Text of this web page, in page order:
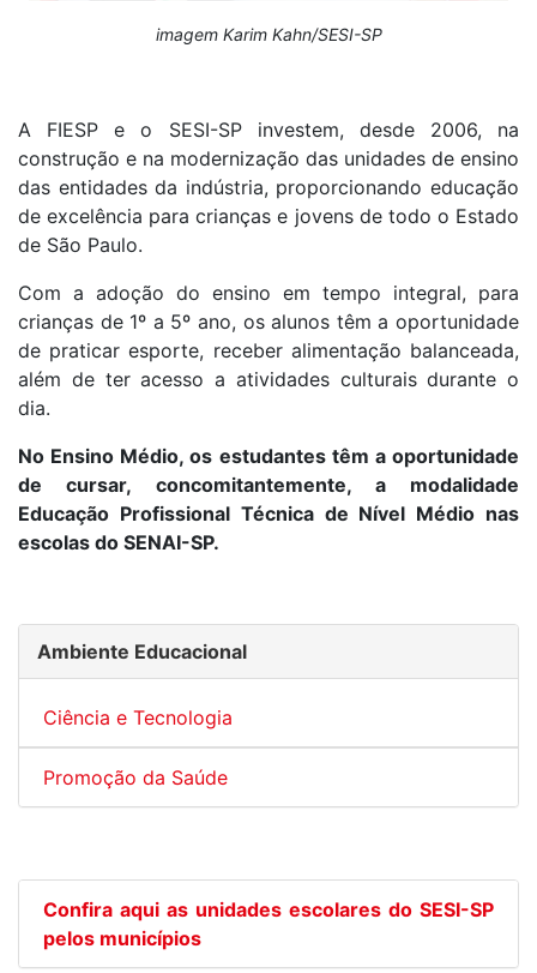
imagem Karim Kahn/SESI-SP
A FIESP e o SESI-SP investem, desde 2006, na
construção e na modernização das unidades de ensino
das entidades da indústria, proporcionando educação
de excelência para crianças e jovens de todo o Estado
de São Paulo.
Com a adoção do ensino em tempo integral, para
crianças de 1º a 5º ano, os alunos têm a oportunidade
de praticar esporte, receber alimentação balanceada,
além de ter acesso a atividades culturais durante o
dia.
No Ensino Médio, os estudantes têm a oportunidade
de cursar, concomitantemente, a modalidade
Educação Profissional Técnica de Nível Médio nas
escolas do SENAI-SP.
Ambiente Educacional
Ciência e Tecnologia
Promoção da Saúde
Confira aqui as unidades escolares do SESI-SP
pelos municípios